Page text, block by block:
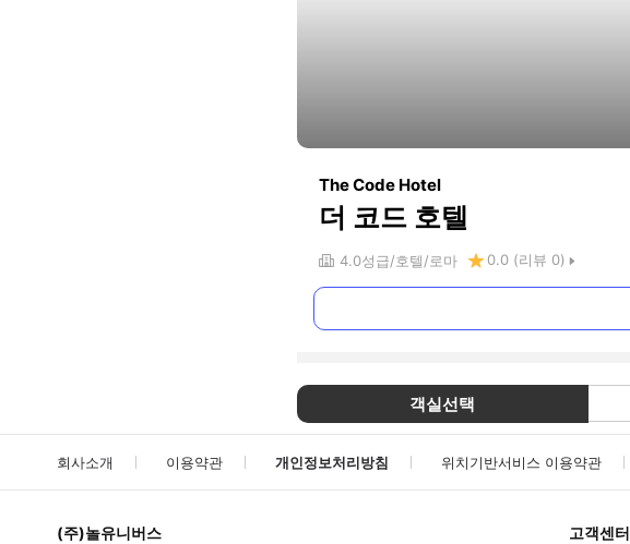
The Code Hotel
더 코드 호텔
4.0성급 호텔 로마 0.0 (리뷰 0)
객실선택
회사소개 이용약관 개인정보처리방침 위치기반서비스 이용약관
(주)놀유니버스 고객센터